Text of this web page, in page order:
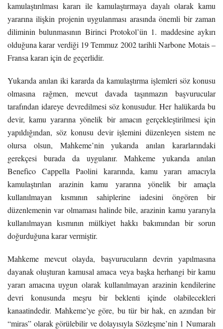
kamulaştırılması kararı ile kamulaştırmaya dayalı olarak kamu
yararına ilişkin projenin uygulanması arasında önemli bir zaman
diliminin bulunmasının Birinci Protokol’ün 1. maddesine aykırı
olduğuna karar verdiği 19 Temmuz 2002 tarihli Narbone Motais –
Fransa kararı için de geçerlidir.
Yukarıda anılan iki kararda da kamulaştırma işlemleri söz konusu
olmasına rağmen, mevcut davada taşınmazın başvurucular
tarafından idareye devredilmesi söz konusudur. Her halükarda bu
devir, kamu yararına yönelik bir amacın gerçekleştirilmesi için
yapıldığından, söz konusu devir işlemini düzenleyen sistem ne
olursa olsun, Mahkeme’nin yukarıda anılan kararlarındaki
gerekçesi burada da uygulanır. Mahkeme yukarıda anılan
Benefico Cappella Paolini kararında, kamu yararı amacıyla
kamulaştırılan arazinin kamu yararına yönelik bir amaçla
kullanılmayan kısmının sahiplerine iadesini öngören bir
düzenlemenin var olmaması halinde bile, arazinin kamu yararıyla
kullanılmayan kısmının mülkiyet hakkı bakımından bir sorun
doğurduğuna karar vermiştir.
Mahkeme mevcut olayda, başvurucuların devrin yapılmasına
dayanak oluşturan kamusal amaca veya başka herhangi bir kamu
yararı amacına uygun olarak kullanılmayan arazinin kendilerine
devri konusunda meşru bir beklenti içinde olabilecekleri
kanaatindedir. Mahkeme’ye göre, bu tür bir hak, en azından bir
“miras” olarak görülebilir ve dolayısıyla Sözleşme’nin 1 Numaralı